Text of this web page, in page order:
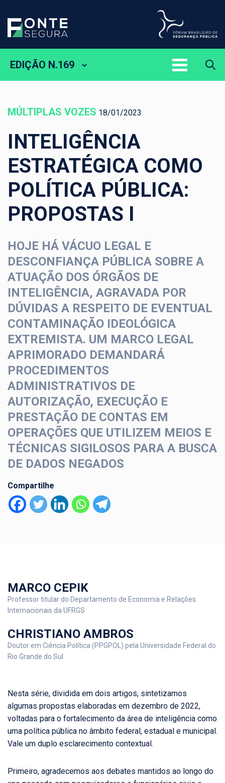
EDIÇÃO N.169
MÚLTIPLAS VOZES 18/01/2023
INTELIGÊNCIA
ESTRATÉGICA COMO
POLÍTICA PÚBLICA:
PROPOSTAS I
HOJE HÁ VÁCUO LEGAL E
DESCONFIANÇA PÚBLICA SOBRE A
ATUAÇÃO DOS ÓRGÃOS DE
INTELIGÊNCIA, AGRAVADA POR
DÚVIDAS A RESPEITO DE EVENTUAL
CONTAMINAÇÃO IDEOLÓGICA
EXTREMISTA. UM MARCO LEGAL
APRIMORADO DEMANDARÁ
PROCEDIMENTOS
ADMINISTRATIVOS DE
AUTORIZAÇÃO, EXECUÇÃO E
PRESTAÇÃO DE CONTAS EM
OPERAÇÕES QUE UTILIZEM MEIOS E
TÉCNICAS SIGILOSOS PARA A BUSCA
DE DADOS NEGADOS
Compartilhe
MARCO CEPIK
Professor titular do Departamento de Economia e Relações
Internacionais da UFRGS
CHRISTIANO AMBROS
Doutor em Ciência Política (PPGPOL) pela Universidade Federal do
Rio Grande do Sul
Nesta série, dividida em dois artigos, sintetizamos
algumas propostas elaboradas em dezembro de 2022,
voltadas para o fortalecimento da área de inteligência como
uma política pública no âmbito federal, estadual e municipal.
Vale um duplo esclarecimento contextual.
Primeiro, agradecemos aos debates mantidos ao longo do